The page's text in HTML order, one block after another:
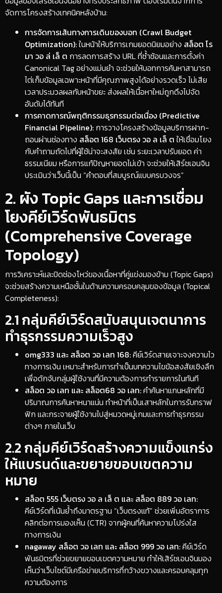
จัดการโครงสร้างเทคนิคหลังบ้าน:
การจัดการเส้นทางการเดินของบอท (Crawl Budget
Optimization):ในหน้าให้บริการเกมยอดนิยมอย่าง สล็อต โร
มา วอ ล่ เล็ ต การลดการสร้าง URL ที่ซ้ำซ้อนและการตั้งค่า
Canonical Tag อย่างแม่นยำ จะช่วยให้บอทการค้นหาสามารถ
ไต่เก็บข้อมูลเฉพาะหน้าที่มีคุณภาพสูงได้อย่างรวดเร็ว ไม่เสีย
เวลาประมวลผลกับหน้าขยะ ส่งผลให้เนื้อหาใหม่ถูกดึงไปจัด
อันดับได้ทันที
การคาดการณ์พฤติกรรมธุรกรรมต่อเนื่อง (Predictive
Financial Pipeline): การวางโครงสร้างข้อมูลบริการฝาก-
ถอนผ่านช่องทาง สล็อต 168 เว็บตรง วอ ล เล็ ต ให้เชื่อมโยง
กับคำถามถัดไปที่ผู้ใช้น่าจะสงสัย เช่น ระยะเวลาปรับยอด ค่า
ธรรมเนียม หรือการแก้ปัญหายอดไม่เข้า จะช่วยให้เสิร์ชเอนจิน
ประเมินว่าเว็บนี้เป็น “คำตอบที่สมบูรณ์แบบครบวงจร”
​2. ผัง Topic Gaps และการเชื่อม
โยงคีย์เวิร์ดพันธมิตร
(Comprehensive Coverage
Topology)
​การวิเคราะห์และปิดช่องโหว่ของเนื้อหาที่คู่แข่งมองข้าม (Topic Gaps)
จะช่วยสร้างความเหนือชั้นในด้านความครอบคลุมของข้อมูล (Topical
Completeness):
​2.1 กลุ่มคีย์เวิร์ดสนับสนุนเจตนาการ
ทำธุรกรรมความเร็วสูง
omg333 และ สล็อต วอ เลท 168:คีย์เวิร์ดสายเจาะจงความไว
ทางการเงิน เหมาะสำหรับการทำเป็นบทความไขข้อสงสัยเชิงลึก
เพื่อดักจับกลุ่มผู้ใช้งานที่มีความต้องการทำรายการในทันที
สล็อต วอ เลท และ สล็อต68 วอ เลท:คำค้นหาแกนหลักที่มี
ปริมาณการค้นหาหนาแน่น ทำหน้าที่เป็นเสาหลักในการรับทราฟ
ฟิก และกระจายผู้ใช้งานไปสู่หมวดหมู่เกมและการทำธุรกรรม
ต่างๆ ภายในเว็บ
​2.2 กลุ่มคีย์เวิร์ดสร้างความแข็งแกร่ง
ให้แบรนด์และขยายขอบเขตความ
หมาย
สล็อต 555 เว็บตรง วอ ล เล็ ต และ สล็อต 889 วอ เลท:
คีย์เวิร์ดที่เน้นย้ำถึงมาตรฐาน “เว็บตรงแท้” ช่วยเพิ่มอัตราการ
คลิกต่อการมองเห็น (CTR) จากผู้คนที่ค้นหาความโปร่งใส
ทางการเงิน
nagaway สล็อต วอ เลท และ สล็อต 999 วอ เลท:คีย์เวิร์ด
พันธมิตรที่ช่วยขยายขอบเขตความหมาย ทำให้เสิร์ชเอนจินมอง
เห็นว่าเว็บไซต์มีเครือข่ายบริการที่กว้างขวางและครอบคลุมทุก
ความต้องการ